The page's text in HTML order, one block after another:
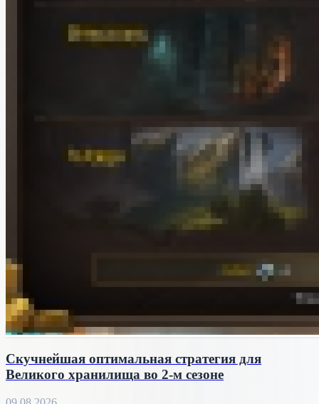
Скучнейшая оптимальная стратегия для
Великого хранилища во 2-м сезоне